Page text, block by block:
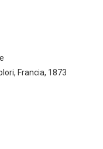
Francia, 1873